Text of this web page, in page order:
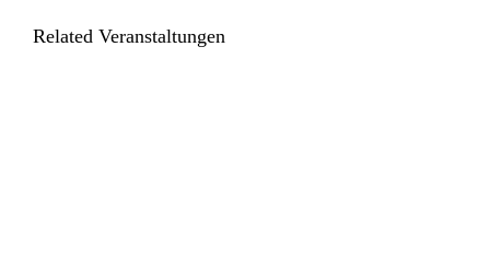
Related Veranstaltungen